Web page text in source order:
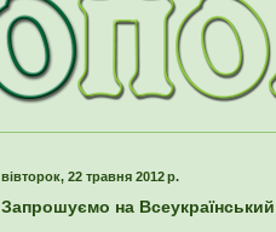
вівторок, 22 травня 2012 р.
Запрошуємо на